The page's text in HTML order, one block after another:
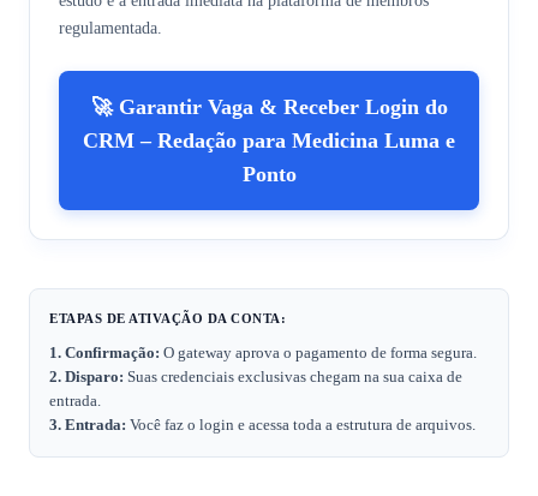
regulamentada.
🚀 Garantir Vaga & Receber Login do
CRM – Redação para Medicina Luma e
Ponto
ETAPAS DE ATIVAÇÃO DA CONTA:
1. Confirmação: O gateway aprova o pagamento de forma segura.
2. Disparo: Suas credenciais exclusivas chegam na sua caixa de
entrada.
3. Entrada: Você faz o login e acessa toda a estrutura de arquivos.